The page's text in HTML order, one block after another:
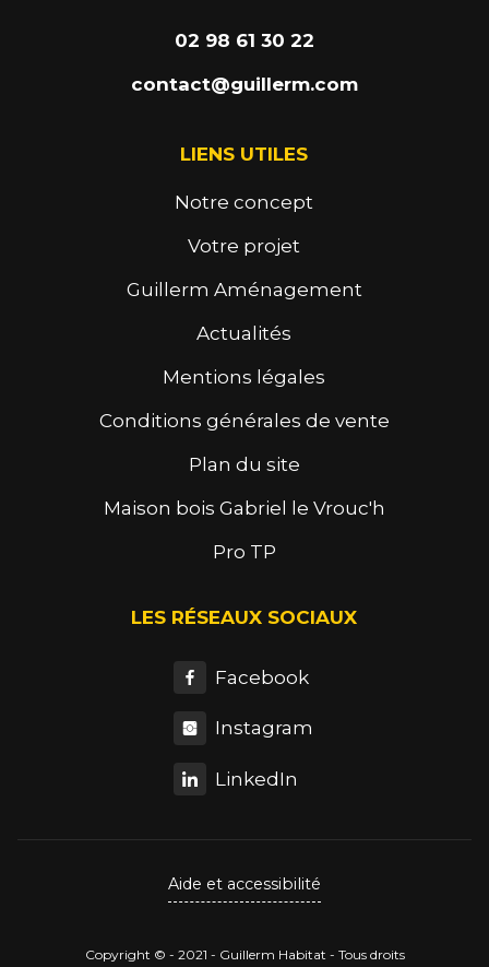
02 98 61 30 22
contact@guillerm.com
LIENS UTILES
Notre concept
Votre projet
Guillerm Aménagement
Actualités
Mentions légales
Conditions générales de vente
Plan du site
Maison bois Gabriel le Vrouc'h
Pro TP
LES RÉSEAUX SOCIAUX
Facebook
Instagram
LinkedIn
Aide et accessibilité
Copyright © - 2021 - Guillerm Habitat - Tous droits